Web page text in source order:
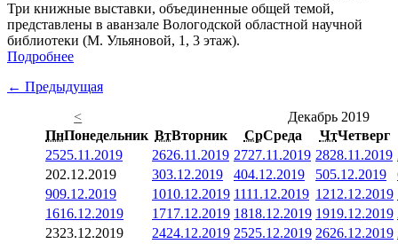
Три книжные выставки, объединенные общей темой,
представлены в аванзале Вологодской областной научной
библиотеки (М. Ульяновой, 1, 3 этаж).
Подробнее
← Предыдущая
<
Декабрь 2019
ПнПонедельник ВтВторник СрСреда ЧтЧетверг
2525.11.2019 2626.11.2019 2727.11.2019 2828.11.2019
202.12.2019 303.12.2019 404.12.2019 505.12.2019
909.12.2019 1010.12.2019 1111.12.2019 1212.12.2019
1616.12.2019 1717.12.2019 1818.12.2019 1919.12.2019
2323.12.2019 2424.12.2019 2525.12.2019 2626.12.2019